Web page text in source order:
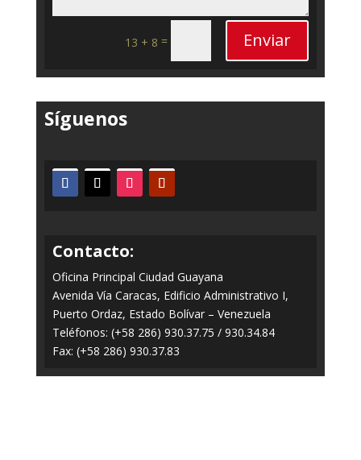
13 + 8 = Enviar
Síguenos
Contacto:
Oficina Principal Ciudad Guayana
Avenida Vía Caracas, Edificio Administrativo I,
Puerto Ordaz, Estado Bolívar – Venezuela
Teléfonos: (+58 286) 930.37.75 / 930.34.84
Fax: (+58 286) 930.37.83